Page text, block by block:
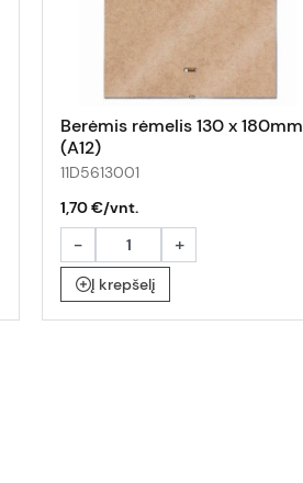
Berėmis rėmelis 130 x 180mm
(A12)
11D5613001
1,70 €/vnt.
- +
Į krepšelį